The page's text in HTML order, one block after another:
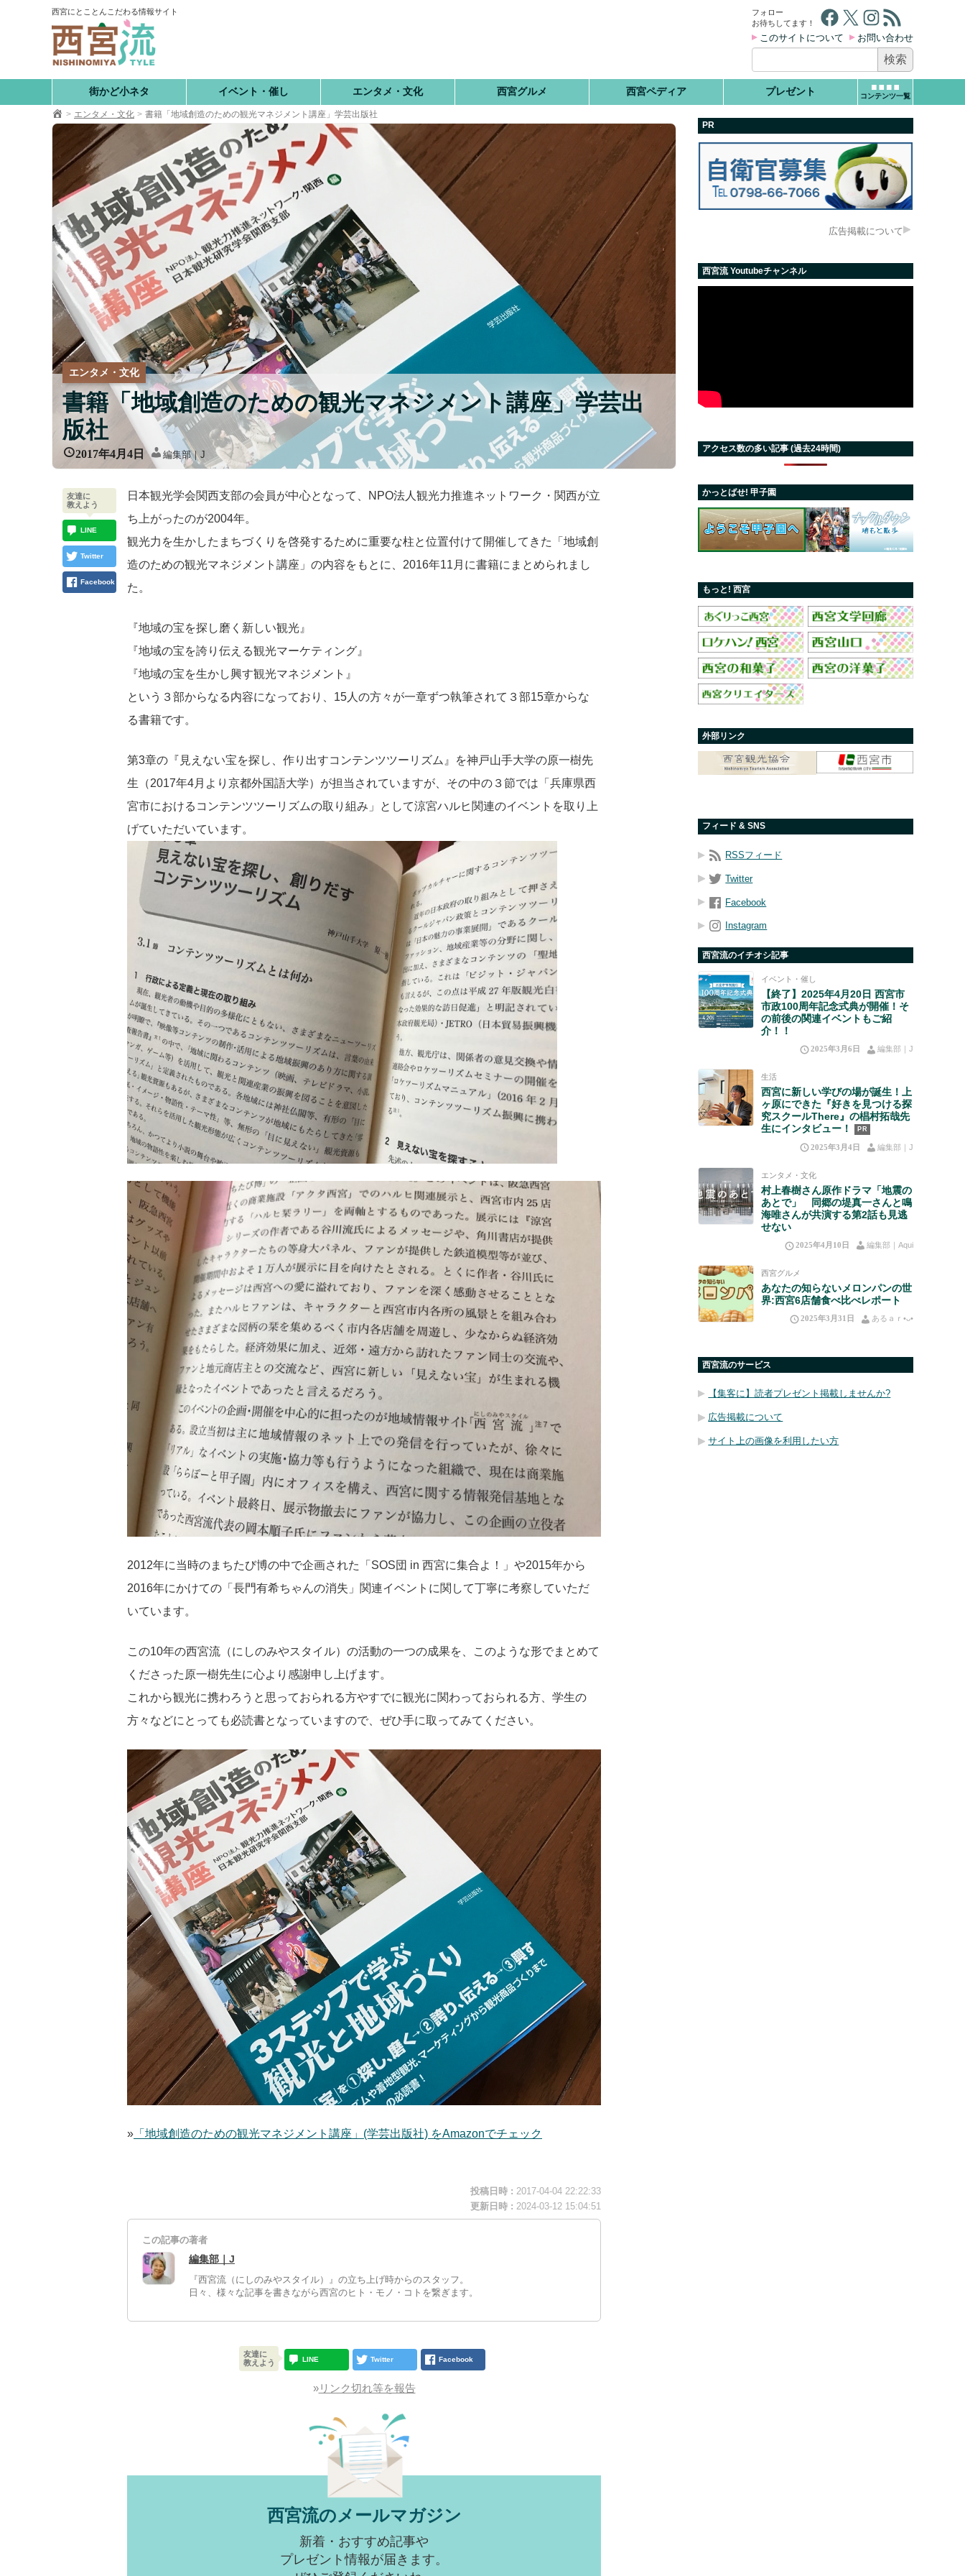
西宮にとことんこだわる情報サイト
街かど小ネタ イベント・催し エンタメ・文化 西宮グルメ 西宮ペディア プレゼント コンテンツ一覧
フォロー
お待ちしてます！
Facebook X Instagram RSS フィード
このサイトについて お問い合わせ
索:
エンタメ・文化 書籍「地域創造のための観光マネジメント講座」学芸出版社
エンタメ・文化
書籍「地域創造のための観光マネジメント講座」学芸出
版社
2017年4月4日 編集部｜J
日本観光学会関西支部の会員が中心となって、NPO法人観光力推進ネットワーク・関西が立
ち上がったのが2004年。
観光力を生かしたまちづくりを啓発するために重要な柱と位置付けて開催してきた「地域創
造のための観光マネジメント講座」の内容をもとに、2016年11月に書籍にまとめられまし
た。
『地域の宝を探し磨く新しい観光』
『地域の宝を誇り伝える観光マーケティング』
『地域の宝を生かし興す観光マネジメント』
という３部からなる内容になっており、15人の方々が一章ずつ執筆されて３部15章からな
る書籍です。
第3章の『見えない宝を探し、作り出すコンテンツツーリズム』を神戸山手大学の原一樹先
生（2017年4月より京都外国語大学）が担当されていますが、その中の３節では「兵庫県西
宮市におけるコンテンツツーリズムの取り組み」として涼宮ハルヒ関連のイベントを取り上
げていただいています。
2012年に当時のまちたび博の中で企画された「SOS団 in 西宮に集合よ！」や2015年から
2016年にかけての「長門有希ちゃんの消失」関連イベントに関して丁寧に考察していただ
いています。
この10年の西宮流（にしのみやスタイル）の活動の一つの成果を、このような形でまとめて
くださった原一樹先生に心より感謝申し上げます。
これから観光に携わろうと思っておられる方やすでに観光に関わっておられる方、学生の
方々などにとっても必読書となっていますので、ぜひ手に取ってみてください。
» 「地域創造のための観光マネジメント講座」(学芸出版社) をAmazonでチェック
友達に
教えよう
LINE
Twitter
Facebook
投稿日時 : 2017-04-04 22:22:33
更新日時 : 2024-03-12 15:04:51
この記事の著者
編集部｜J
『西宮流（にしのみやスタイル）』の立ち上げ時からのスタッフ。
日々、様々な記事を書きながら西宮のヒト・モノ・コトを繋ぎます。
友達に
教えよう
LINE Twitter Facebook
»リンク切れ等を報告
西宮流のメールマガジン
新着・おすすめ記事や
プレゼント情報が届きます。
PR
広告掲載について
西宮流 Youtubeチャンネル
アクセス数の多い記事 (過去24時間)
かっとばせ! 甲子園
もっと! 西宮
外部リンク
フィード & SNS
RSSフィード
Twitter
Facebook
Instagram
西宮流のイチオシ記事
イベント・催し
【終了】2025年4月20日 西宮市
市政100周年記念式典が開催！そ
の前後の関連イベントもご紹
介！！
2025年3月6日 編集部｜J
生活
西宮に新しい学びの場が誕生！上
ヶ原にできた『好きを見つける探
究スクールThere』の椙村拓哉先
生にインタビュー！
PR
2025年3月4日 編集部｜J
エンタメ・文化
村上春樹さん原作ドラマ「地震の
あとで」 同郷の堤真一さんと鳴
海唯さんが共演する第2話も見逃
せない
2025年4月10日 編集部｜Aqui
西宮グルメ
あなたの知らないメロンパンの世
界:西宮6店舗食べ比べレポート
2025年3月31日 あるａｒ•⁠ᴗ⁠•⁠
西宮流のサービス
【集客に】読者プレゼント掲載しませんか?
広告掲載について
サイト上の画像を利用したい方